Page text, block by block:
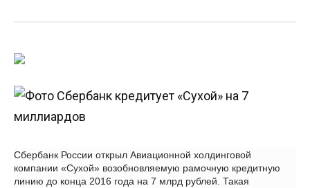
Сбербанк России открыл Авиационной холдинговой
компании «Сухой» возобновляемую рамочную кредитную
линию до конца 2016 года на 7 млрд рублей. Такая